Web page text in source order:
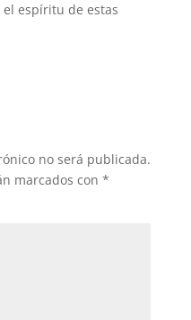
espíritu de estas
no será publicada.
marcados con *